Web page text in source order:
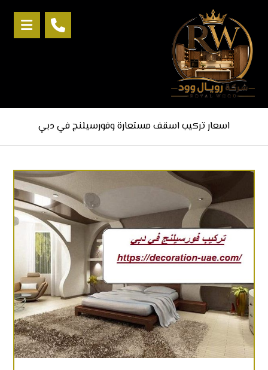
اسعار تركيب اسقف مستعارة وفورسيلنج في دبي